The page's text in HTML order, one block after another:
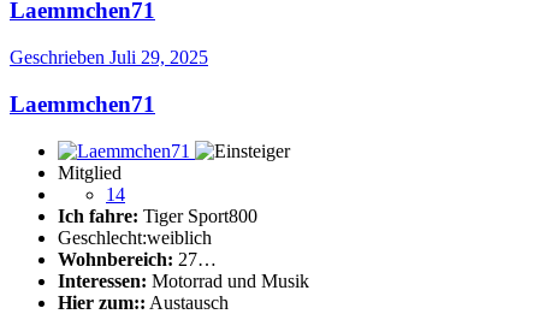
Laemmchen71
Geschrieben Juli 29, 2025
Laemmchen71
Mitglied
14
Ich fahre: Tiger Sport800
Geschlecht:weiblich
Wohnbereich: 27…
Interessen: Motorrad und Musik
Hier zum:: Austausch